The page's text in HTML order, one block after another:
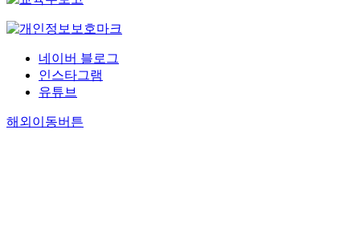
네이버 블로그
인스타그램
유튜브
해외이동버튼